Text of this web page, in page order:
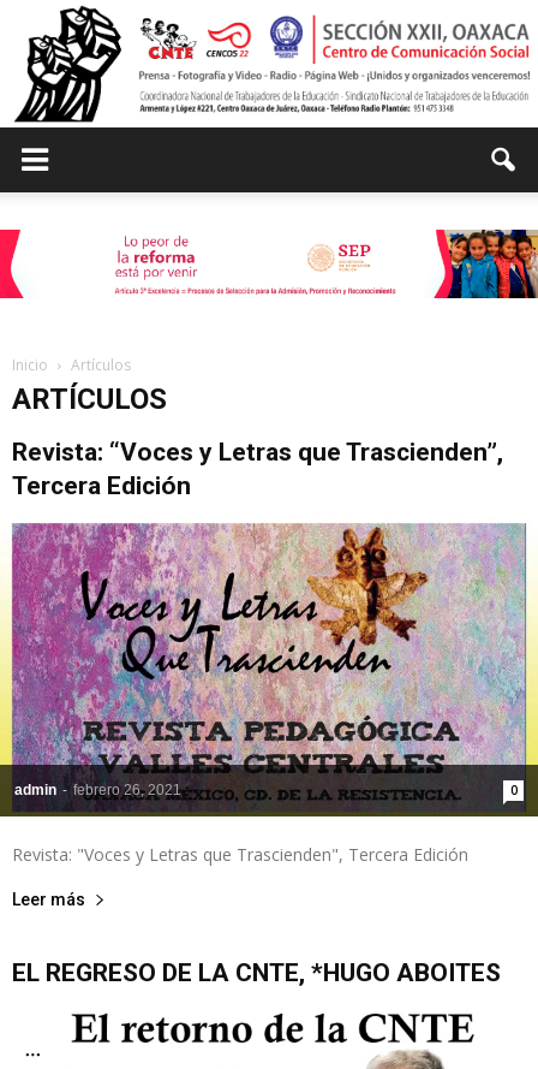
de
de
la
Inicio Artículos
ARTÍCULOS
Revista: “Voces y Letras que Trascienden”,
Tercera Edición
admin - febrero 26, 2021 0
Revista: "Voces y Letras que Trascienden", Tercera Edición
Leer más
EL REGRESO DE LA CNTE, *HUGO ABOITES